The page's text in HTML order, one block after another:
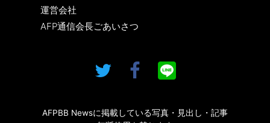
運営会社
AFP通信会長ごあいさつ
AFPBB Newsに掲載している写真・見出し・記事